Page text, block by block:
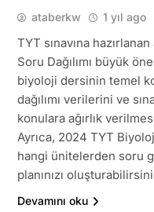
ataberkw 1 yıl ago
TYT sınavına
Soru Dağılımı büyük
biyoloji dersinin temel
dağılımı verilerini ve
konulara ağırlık
Ayrıca, 2024 TYT
hangi ünitelerden soru
planınızı
Devamını oku